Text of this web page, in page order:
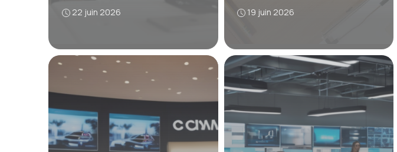
22 juin 2026 19 juin 2026